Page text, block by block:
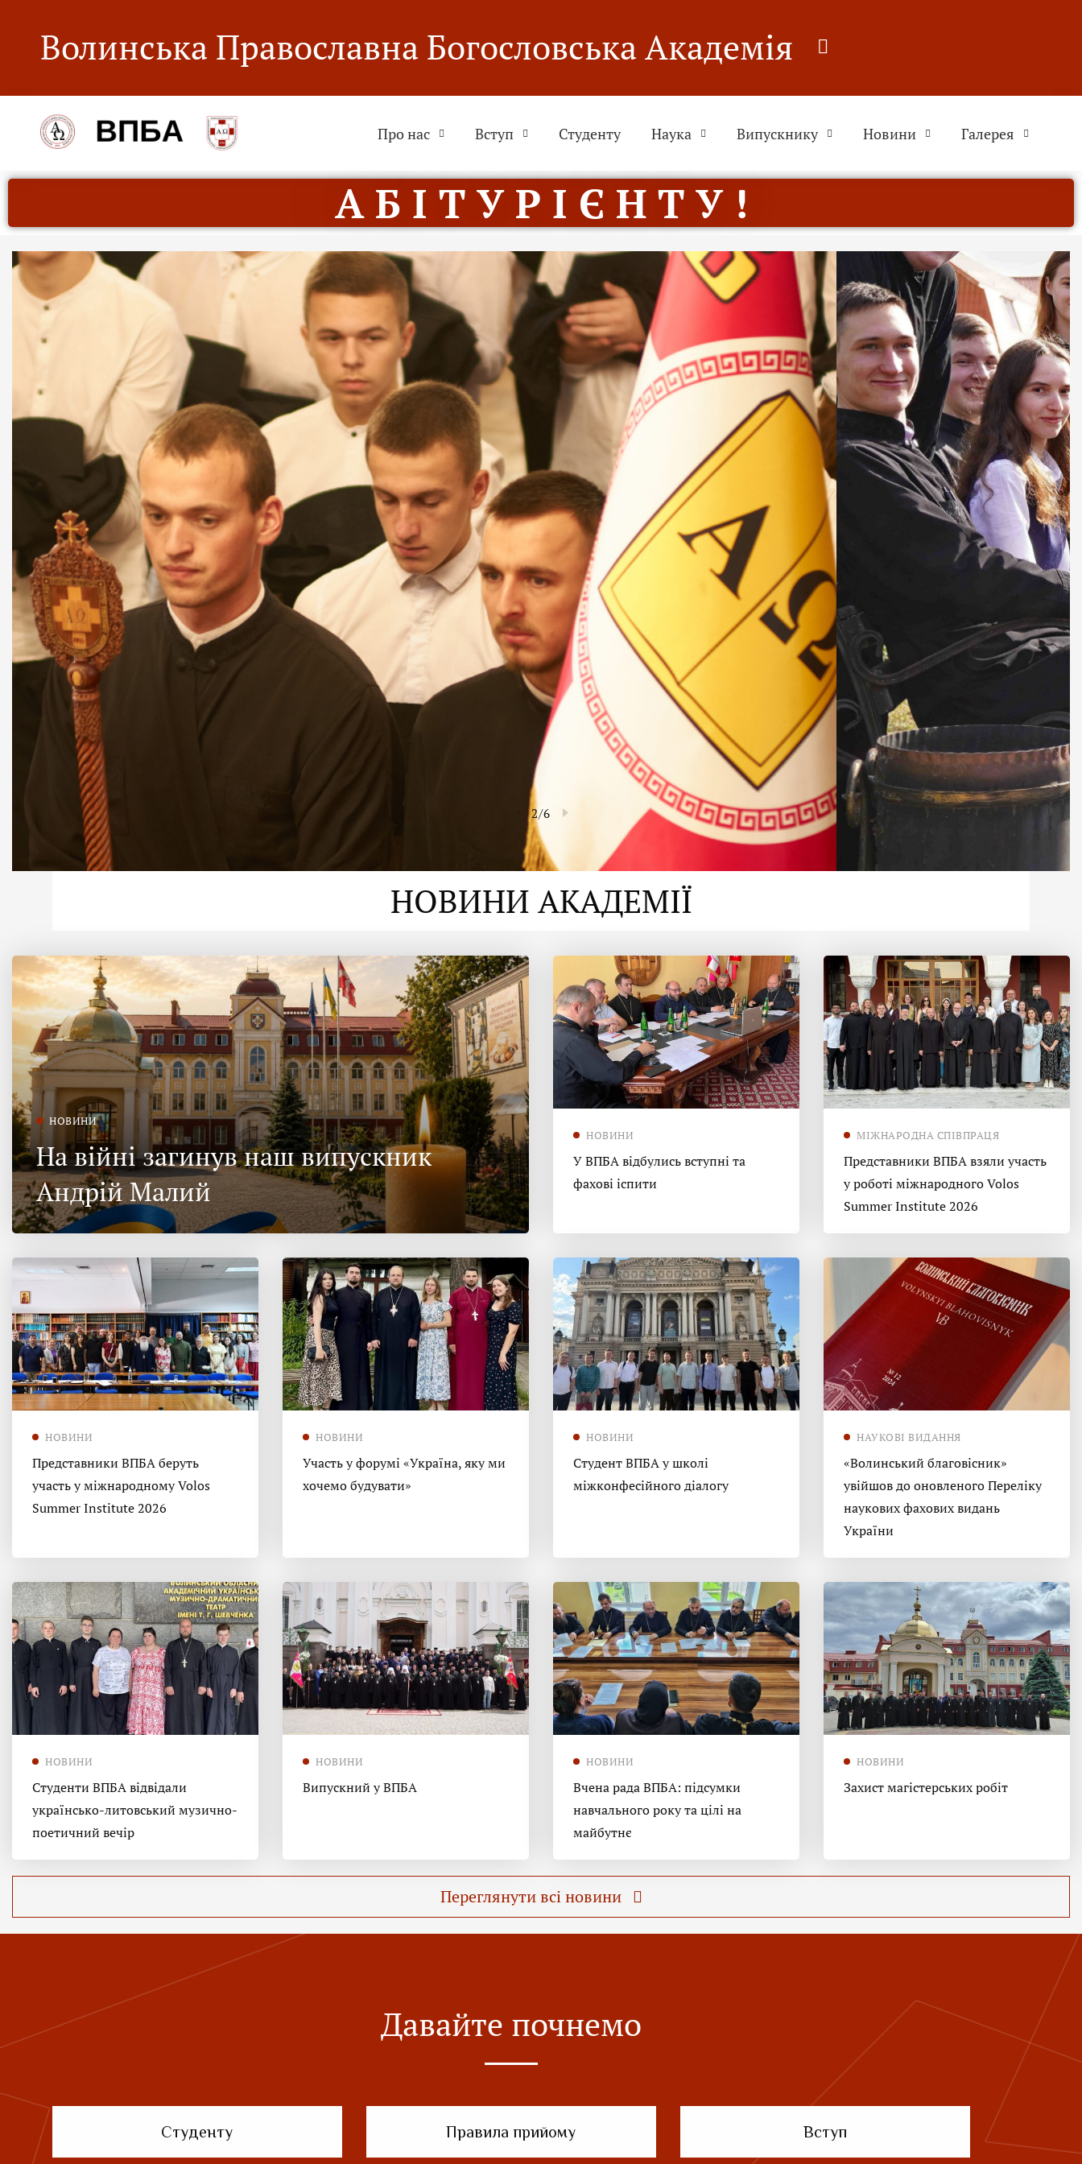
Волинська Православна Богословська Академія
Про нас Вступ Студенту Наука Випускнику Новини Галерея
А Б І Т У Р І Є Н Т У !
ДУХОВНО СИЛЬНІ!
ВПБА — спільнота, де
формується покликання
Читати більше
2/6
НОВИНИ АКАДЕМІЇ
НОВИНИ
На війні загинув наш випускник
Андрій Малий
НОВИНИ
У ВПБА відбулись вступні та
фахові іспити
МІЖНАРОДНА СПІВПРАЦЯ
Представники ВПБА взяли участь
у роботі міжнародного Volos
Summer Institute 2026
НОВИНИ
Представники ВПБА беруть
участь у міжнародному Volos
Summer Institute 2026
НОВИНИ
Участь у форумі «Україна, яку ми
хочемо будувати»
НОВИНИ
Студент ВПБА у школі
міжконфесійного діалогу
НАУКОВІ ВИДАННЯ
«Волинський благовісник»
увійшов до оновленого Переліку
наукових фахових видань
України
НОВИНИ
Студенти ВПБА відвідали
українсько-литовський музично-
поетичний вечір
НОВИНИ
Випускний у ВПБА
НОВИНИ
Вчена рада ВПБА: підсумки
навчального року та цілі на
майбутнє
НОВИНИ
Захист магістерських робіт
Переглянути всі новини
Давайте почнемо
Студенту Правила прийому Вступ